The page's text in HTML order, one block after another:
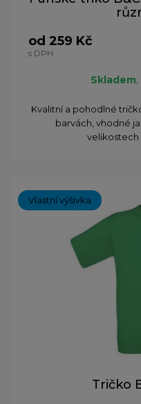
od 259 Kč
s DPH
Skladem
​Kvalitní a pohodlné
barvách, vhodné
velikostech
Vlastní výšivka
Tričko